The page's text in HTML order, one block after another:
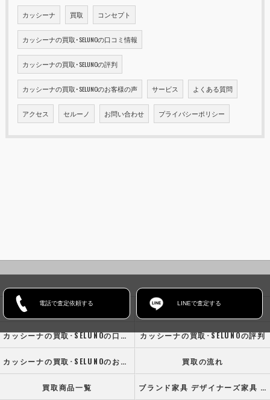
カッシーナ 買取 コンセプト
カッシーナの買取･SELUNOの口コミ情報
カッシーナの買取･SELUNOの評判
カッシーナの買取･SELUNOのお客様の声 サービス よくある質問
アクセス セルーノ お問い合わせ プライバシーポリシー
電話で査定依頼する LINEで査定する
ホーム コンセプト
カッシーナの買取･SELUNOの口コミ情報 カッシーナの買取･SELUNOの評判
カッシーナの買取･SELUNOのお客様の声 買取の流れ
買取商品一覧 ブランド家具 デザイナーズ家具 高級オフィス家具